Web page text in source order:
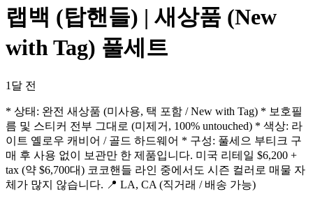
랩백 (탑핸들) | 새상품 (New
with Tag) 풀세트
1달 전
* 상태: 완전 새상품 (미사용, 택 포함 / New with Tag) * 보호필
름 및 스티커 전부 그대로 (미제거, 100% untouched) * 색상: 라
이트 옐로우 캐비어 / 골드 하드웨어 * 구성: 풀세으 부티크 구
매 후 사용 없이 보관만 한 제품입니다. 미국 리테일 $6,200 +
tax (약 $6,700대) 코코핸들 라인 중에서도 시즌 컬러로 매물 자
체가 많지 않습니다. 📍 LA, CA (직거래 / 배송 가능)